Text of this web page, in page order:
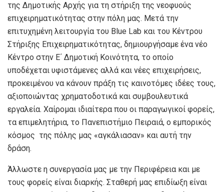
της Δημοτικής Αρχής για τη στήριξη της νεοφυούς
επιχειρηματικότητας στην πόλη μας. Μετά την
επιτυχημένη λειτουργία του Blue Lab και του Κέντρου
Στήριξης Επιχειρηματικότητας, δημιουργήσαμε ένα νέο
Κέντρο στην Ε΄ Δημοτική Κοινότητα, το οποίο
υποδέχεται υφιστάμενες αλλά και νέες επιχειρήσεις,
προκειμένου να κάνουν πράξη τις καινοτόμες ιδέες τους,
αξιοποιώντας χρηματοδοτικά και συμβουλευτικά
εργαλεία. Χαίρομαι ιδιαίτερα που οι παραγωγικοί φορείς,
τα επιμελητήρια, το Πανεπιστήμιο Πειραιά, ο εμπορικός
κόσμος της πόλης μας «αγκάλιασαν» και αυτή την
δράση.
Άλλωστε η συνεργασία μας με την Περιφέρεια και με
τους φορείς είναι διαρκής. Σταθερή μας επιδίωξη είναι